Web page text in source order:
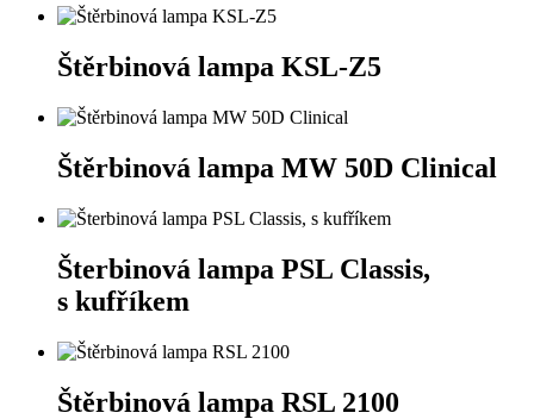
Štěrbinová lampa KSL-Z5
Štěrbinová lampa MW 50D Clinical
Šterbinová lampa PSL Classis,
s kufříkem
Štěrbinová lampa RSL 2100